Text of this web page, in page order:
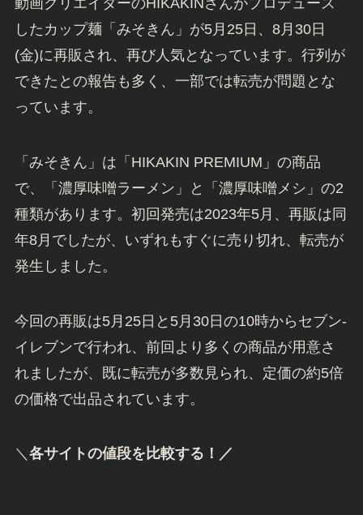
したカップ麺「みそきん」が5月25日、8月30日
(金)に再販され、再び人気となっています。行列が
できたとの報告も多く、一部では転売が問題とな
っています。
「みそきん」は「HIKAKIN PREMIUM」の商品
で、「濃厚味噌ラーメン」と「濃厚味噌メシ」の2
種類があります。初回発売は2023年5月、再販は同
年8月でしたが、いずれもすぐに売り切れ、転売が
発生しました。
今回の再販は5月25日と5月30日の10時からセブン-
イレブンで行われ、前回より多くの商品が用意さ
れましたが、既に転売が多数見られ、定価の約5倍
の価格で出品されています。
＼ 各サイトの値段を比較する！／